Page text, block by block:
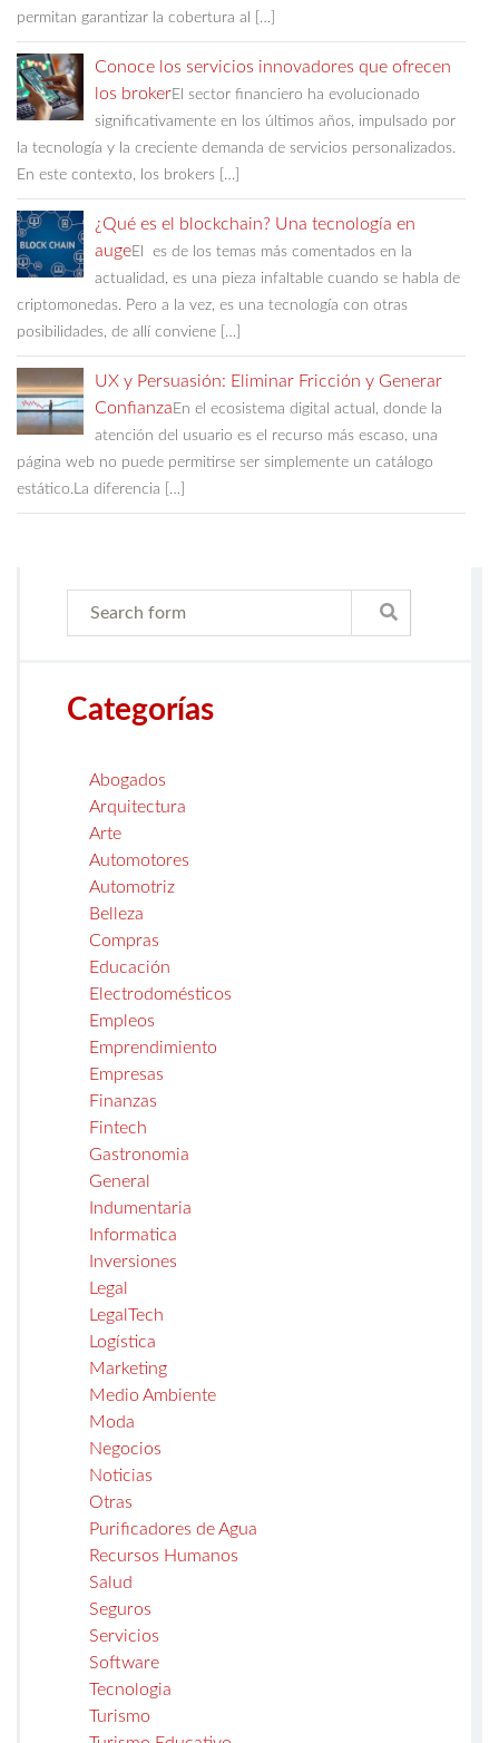
permitan garantizar la cobertura al […]
Conoce los servicios innovadores que ofrecen
los brokerEl sector financiero ha evolucionado
significativamente en los últimos años, impulsado por
la tecnología y la creciente demanda de servicios personalizados.
En este contexto, los brokers […]
¿Qué es el blockchain? Una tecnología en
augeEl es de los temas más comentados en la
actualidad, es una pieza infaltable cuando se habla de
criptomonedas. Pero a la vez, es una tecnología con otras
posibilidades, de allí conviene […]
UX y Persuasión: Eliminar Fricción y Generar
Confianza En el ecosistema digital actual, donde la
atención del usuario es el recurso más escaso, una
página web no puede permitirse ser simplemente un catálogo
estático.La diferencia […]
Categorías
Abogados
Arquitectura
Arte
Automotores
Automotriz
Belleza
Compras
Educación
Electrodomésticos
Empleos
Emprendimiento
Empresas
Finanzas
Fintech
Gastronomia
General
Indumentaria
Informatica
Inversiones
Legal
LegalTech
Logística
Marketing
Medio Ambiente
Moda
Negocios
Noticias
Otras
Purificadores de Agua
Recursos Humanos
Salud
Seguros
Servicios
Software
Tecnologia
Turismo